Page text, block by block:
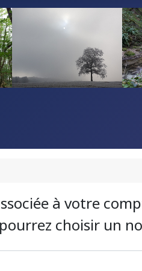
à votre
choisir un